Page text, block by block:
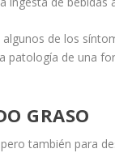
de los
patología de una
GRASO
también para